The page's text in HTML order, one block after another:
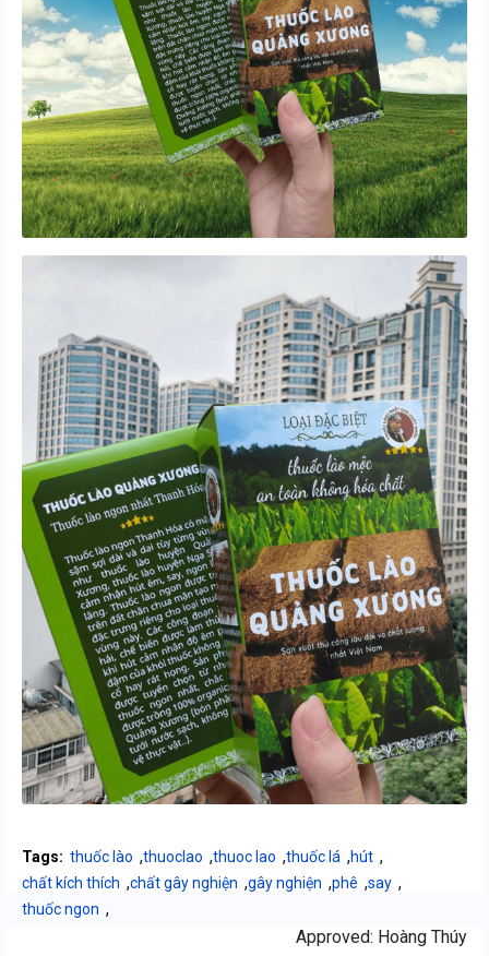
Tags: thuốc lào ,thuoclao ,thuoc lao ,thuốc lá ,hút ,
chất kích thích ,chất gây nghiện ,gây nghiện ,phê ,say ,
thuốc ngon ,
Approved: Hoàng Thúy